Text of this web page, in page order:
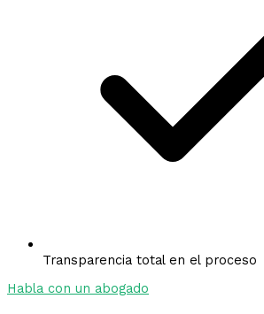
Transparencia total en el proceso
Habla con un abogado